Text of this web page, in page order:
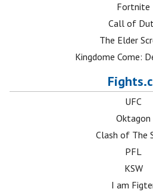
Fortnite
Call of
The Elder
Kingdome Come:
UFC
Oktagon
Clash of The
PFL
KSW
I am